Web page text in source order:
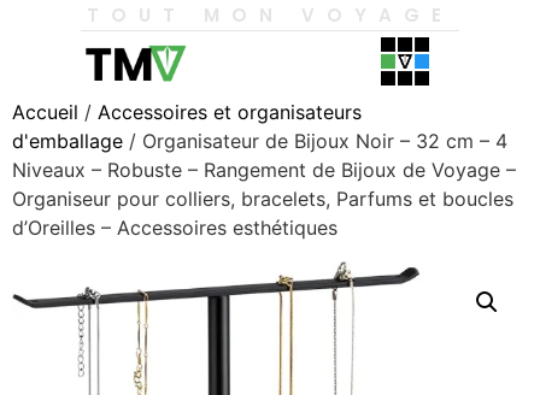
TOUT MON VOYAGE
Accueil / Accessoires et organisateurs
d'emballage / Organisateur de Bijoux Noir – 32 cm – 4
Niveaux – Robuste – Rangement de Bijoux de Voyage –
Organiseur pour colliers, bracelets, Parfums et boucles
d’Oreilles – Accessoires esthétiques